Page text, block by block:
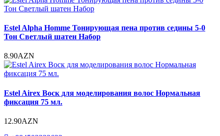
Estel Alpha Homme Тонирующая пена против седины 5-0
Тон Светлый шатен Набор
8.90AZN
Estel Airex Воск для моделирования волос Нормальная
фиксация 75 мл.
12.90AZN